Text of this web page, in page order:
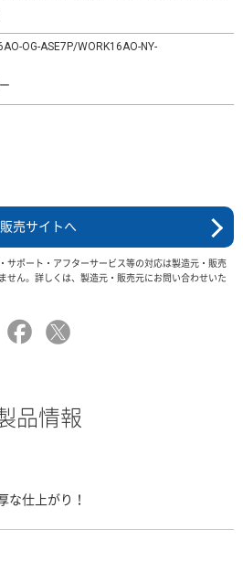
OG-ASE7P/WORK16AO-NY-
販売サイトへ
サポート・アフターサービス等の対応は製造元・販売
せん。詳しくは、製造元・販売元にお問い合わせいた
品情報
な仕上がり！